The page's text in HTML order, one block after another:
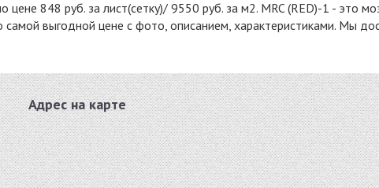
848 руб. за лист(сетку)/ 9550 руб. за м2. MRC (RED)-1 - это
выгодной цене с фото, описанием, характеристиками. Мы
Адрес на карте